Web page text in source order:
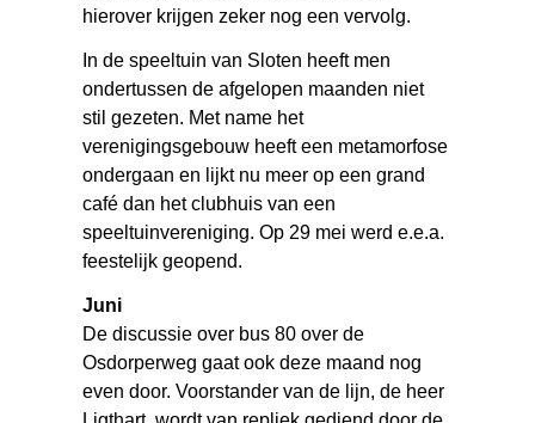
hierover krijgen zeker nog een vervolg.
In de speeltuin van Sloten heeft men
ondertussen de afgelopen maanden niet
stil gezeten. Met name het
verenigingsgebouw heeft een metamorfose
ondergaan en lijkt nu meer op een grand
café dan het clubhuis van een
speeltuinvereniging. Op 29 mei werd e.e.a.
feestelijk geopend.
Juni
De discussie over bus 80 over de
Osdorperweg gaat ook deze maand nog
even door. Voorstander van de lijn, de heer